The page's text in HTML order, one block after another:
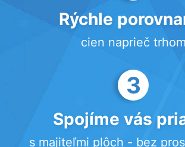
Rýchle
cien naprieč trhom
3
Spojíme vás
s majiteľmi plôch - bez